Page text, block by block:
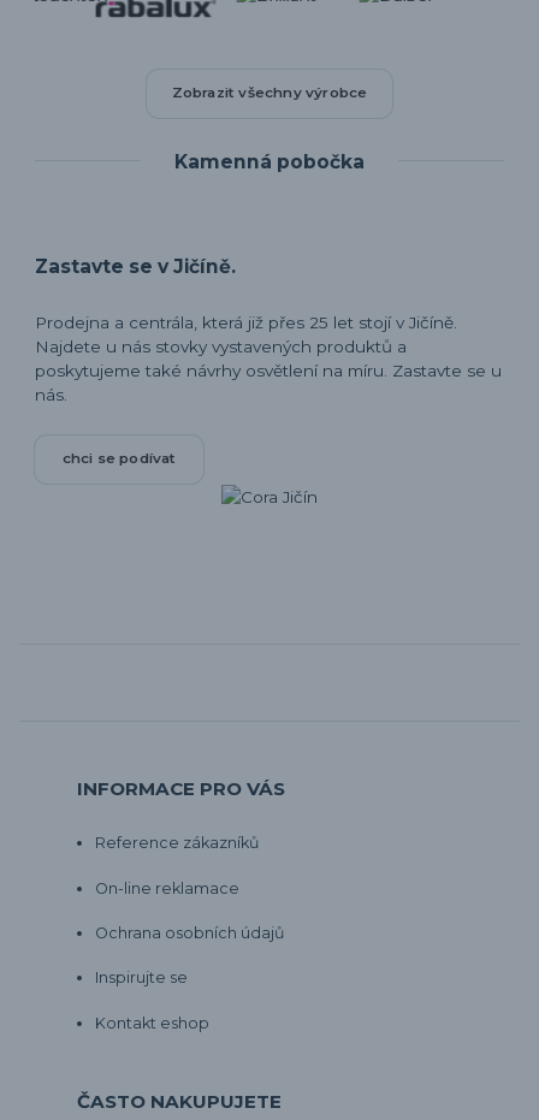
Zobrazit všechny výrobce
Kamenná pobočka
Zastavte se v Jičíně.
Prodejna a centrála, která již přes 25 let stojí v Jičíně.
Najdete u nás stovky vystavených produktů a
poskytujeme také návrhy osvětlení na míru. Zastavte se u
nás.
chci se podívat
INFORMACE PRO VÁS
Reference zákazníků
On-line reklamace
Ochrana osobních údajů
Inspirujte se
Kontakt eshop
ČASTO NAKUPUJETE